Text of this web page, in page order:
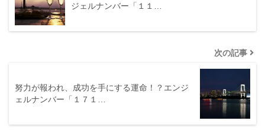
ジェルナンバー「１１…
次の記事
努力が報われ、成功を手にする運命！？エンジ
ェルナンバー「１７１…